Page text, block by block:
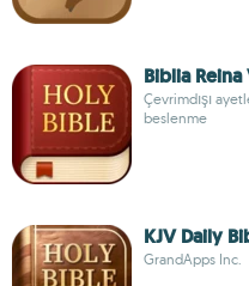
Biblia Reina
Çevrimdışı
beslenme
KJV Daily
GrandApps Inc.